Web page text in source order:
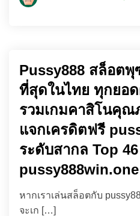
Pussy888 สล็อต
ที่สุดในไทย ทุกยอ
รวมเกมคาสิโนคุณ
แจกเครดิตฟรี
ระดับสากล Top
หากเราเล่นสล็อตกับ
จะเก […]